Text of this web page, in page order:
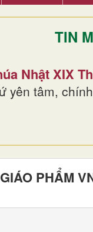
TIN
Nhật XIX
yên tâm,
PHẨM